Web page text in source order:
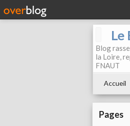
Le
Blog
la Loire,
FNAUT
Accueil
Pages